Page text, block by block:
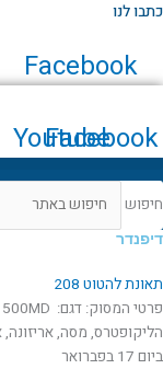
דילוג
כתבו לנו
Facebook
Facebook
Youtube
חיפוש
דיפנדר
תאונת להטוט 208
ביום 17 בפברואר